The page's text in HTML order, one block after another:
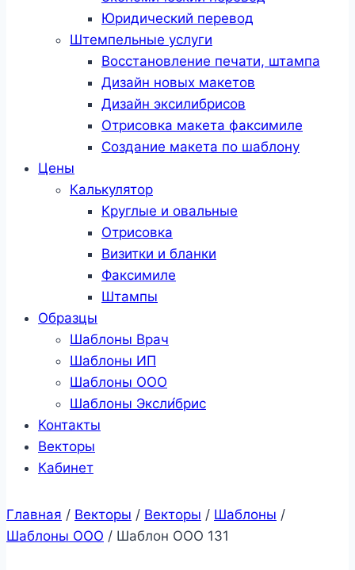
Юридический перевод
Штемпельные услуги
Восстановление печати, штампа
Дизайн новых макетов
Дизайн эксилибрисов
Отрисовка макета факсимиле
Создание макета по шаблону
Цены
Калькулятор
Круглые и овальные
Отрисовка
Визитки и бланки
Факсимиле
Штампы
Образцы
Шаблоны Врач
Шаблоны ИП
Шаблоны ООО
Шаблоны Эксли́брис
Контакты
Векторы
Кабинет
Главная / Векторы / Векторы / Шаблоны /
Шаблоны ООО / Шаблон ООО 131